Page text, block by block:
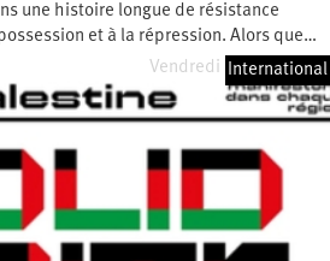
une histoire longue de résistance
et à la répression. Alors que…
Vendredi 27 mars 2026
International